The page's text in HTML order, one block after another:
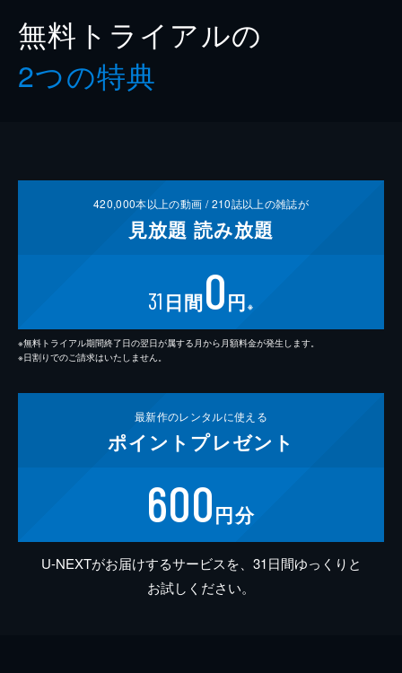
無料トライアルの
2つの特典
420,000本以上の動画 /210誌以上の雑誌が
見放題 読み放題
31 日間0円 ※
※無料トライアル期間終了日の翌日が属する月から月額料金が発生します。
※日割りでのご請求はいたしません。
最新作のレンタルに使える
ポイント プレゼント
600円分
U-NEXTがお届けするサービスを、31日間ゆっくりと
お試しください。